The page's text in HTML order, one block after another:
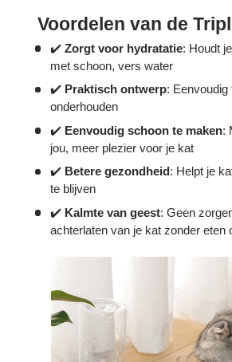
Algemene voorwaarden
Voordelen van de
✔️ Zorgt voor hydratatie: Houdt
met schoon, vers water
✔️ Praktisch ontwerp: Eenvoudig
onderhouden
✔️ Eenvoudig schoon te maken:
jou, meer plezier voor je kat
✔️ Betere gezondheid: Helpt je
te blijven
✔️ Kalmte van geest: Geen
achterlaten van je kat zonder eten